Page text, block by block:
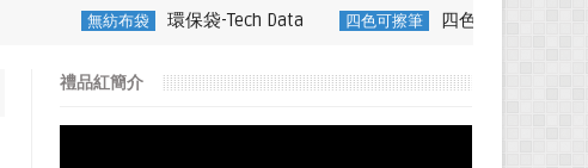
環保袋-Tech Data 四色可擦筆 四色可擦筆-百通電纜
禮品紅簡介